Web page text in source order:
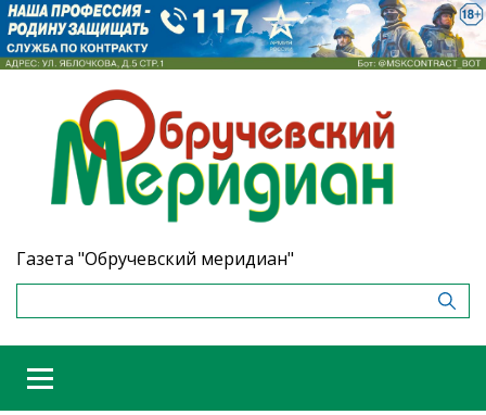
Газета "Обручевский меридиан"